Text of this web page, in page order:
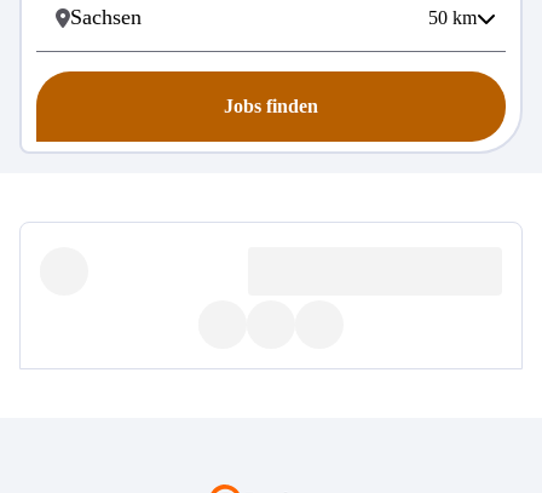
50 km
Jobs finden